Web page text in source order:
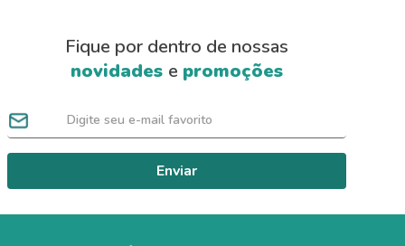
Fique por dentro de nossas
novidades e promoções
Enviar